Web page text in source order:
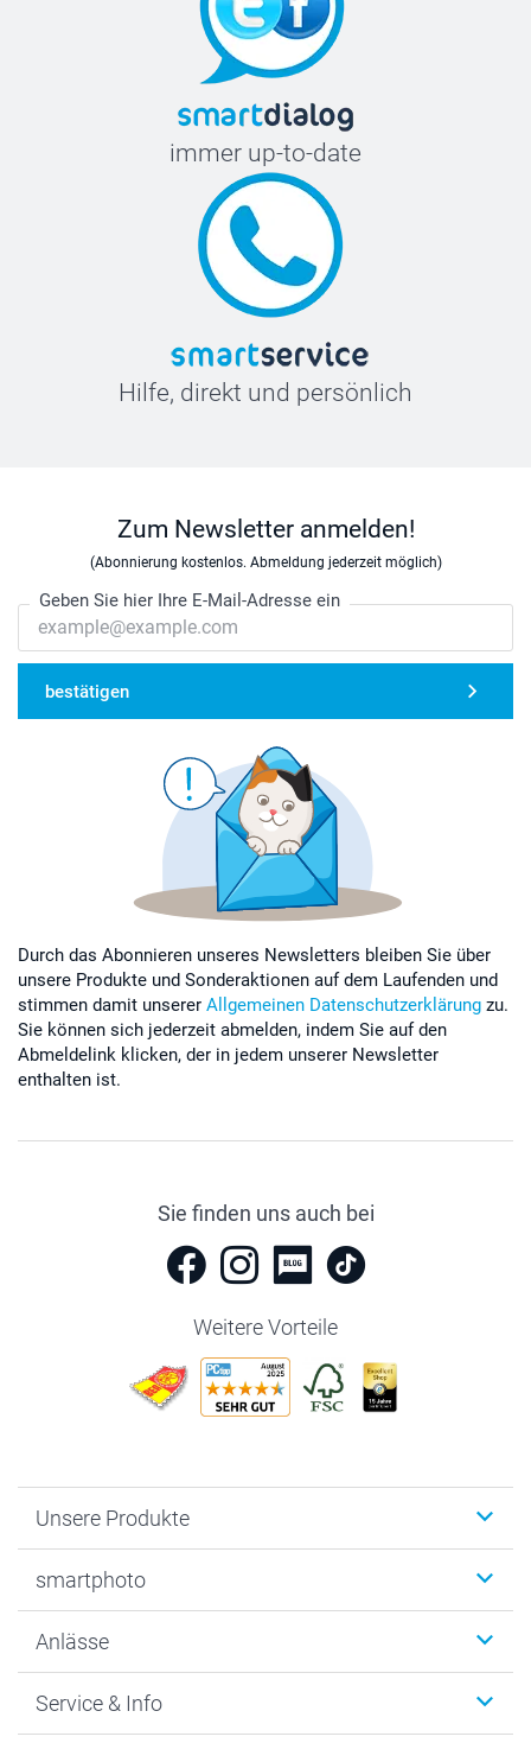
immer up-to-date
Hilfe, direkt und persönlich
Zum Newsletter anmelden!
(Abonnierung kostenlos. Abmeldung jederzeit möglich)
Geben Sie hier Ihre E-Mail-Adresse ein
bestätigen
Durch das Abonnieren unseres Newsletters bleiben Sie über
unsere Produkte und Sonderaktionen auf dem Laufenden und
stimmen damit unserer Allgemeinen Datenschutzerklärung zu.
Sie können sich jederzeit abmelden, indem Sie auf den
Abmeldelink klicken, der in jedem unserer Newsletter
enthalten ist.
Sie finden uns auch bei
Weitere Vorteile
Unsere Produkte
Fotogeschenke
MyNameBook
Fotoabzüge, Fotos als Buch & Poster
smartphoto
Warum smartphoto
Datenschutz
Anlässe
Neujahr
Service & Info